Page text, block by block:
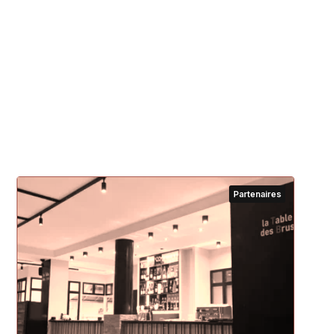
Partenaires